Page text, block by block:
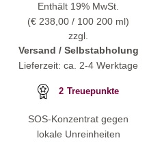
Enthält 19% MwSt.
(€ 238,00/ 100 200 ml)
zzgl.
Versand / Selbstabholung
Lieferzeit: ca. 2-4 Werktage
2 Treuepunkte
SOS-Konzentrat gegen
lokale Unreinheiten